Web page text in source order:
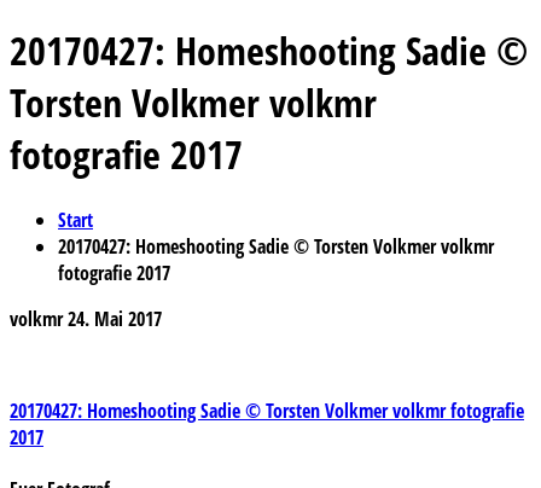
20170427: Homeshooting Sadie ©
Torsten Volkmer volkmr
fotografie 2017
Start
20170427: Homeshooting Sadie © Torsten Volkmer volkmr
fotografie 2017
volkmr24. Mai 2017
Beitragsnavigation
20170427: Homeshooting Sadie © Torsten Volkmer volkmr fotografie
2017